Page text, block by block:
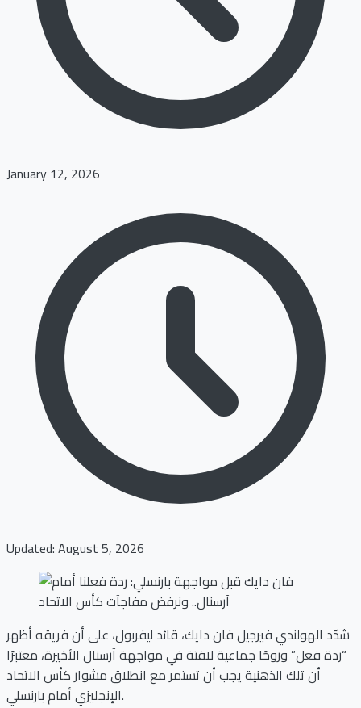
January 12, 2026
Updated: August 5, 2026
شدّد الهولندي فيرجيل فان دايك، قائد ليفربول، على أن فريقه أظهر
“ردة فعل” وروحًا جماعية لافتة في مواجهة آرسنال الأخيرة، معتبرًا
أن تلك الذهنية يجب أن تستمر مع انطلاق مشوار كأس الاتحاد
الإنجليزي أمام بارنسلي.